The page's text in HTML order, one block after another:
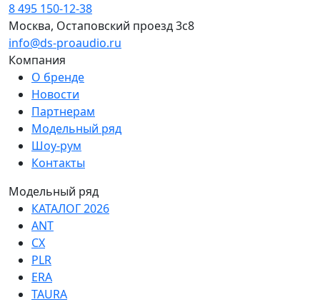
8 495 150-12-38
Москва, Остаповский проезд 3с8
info@ds-proaudio.ru
Компания
О бренде
Новости
Партнерам
Модельный ряд
Шоу-рум
Контакты
Модельный ряд
КАТАЛОГ 2026
ANT
CX
PLR
ERA
TAURA